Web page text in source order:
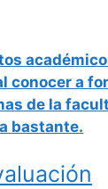
conocer a
de la
bastante.